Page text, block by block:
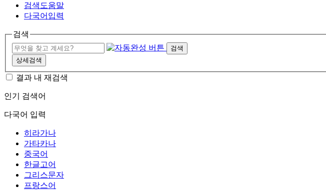
검색도움말
다국어입력
검색
검색
상세검색
결과 내 재검색
인기 검색어
다국어 입력
히라가나
가타카나
중국어
한글고어
그리스문자
프랑스어